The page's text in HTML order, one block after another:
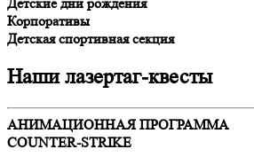
Корпоративы
Детская спортивная секция
Нашилазертаг-квесты
АНИМАЦИОННАЯ ПРОГРАММА
COUNTER-STRIKE